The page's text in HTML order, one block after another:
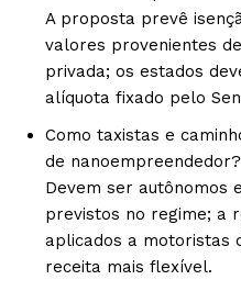
A proposta prevê
valores provenientes
privada; os estados
alíquota fixado pelo
Como taxistas e
de nanoempreendedor?
Devem ser autônomos
previstos no regime; a
aplicados a motoristas
receita mais flexível.